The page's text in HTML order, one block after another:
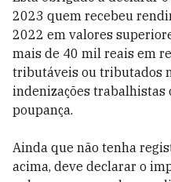
2023 quem recebeu
2022 em valores
mais de 40 mil reais em
tributáveis ou tributados
indenizações trabalhistas
poupança.
Ainda que não tenha
acima, deve declarar o